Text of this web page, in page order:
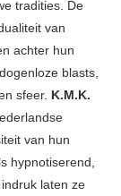
tradities. De
van
achter hun
blasts,
sfeer. K.M.K.
van hun
hypnotiserend,
laten ze